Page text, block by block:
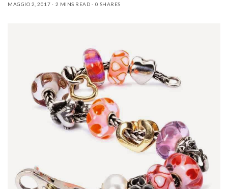
MAGGIO 2, 2017 2 MINS READ 0 SHARES